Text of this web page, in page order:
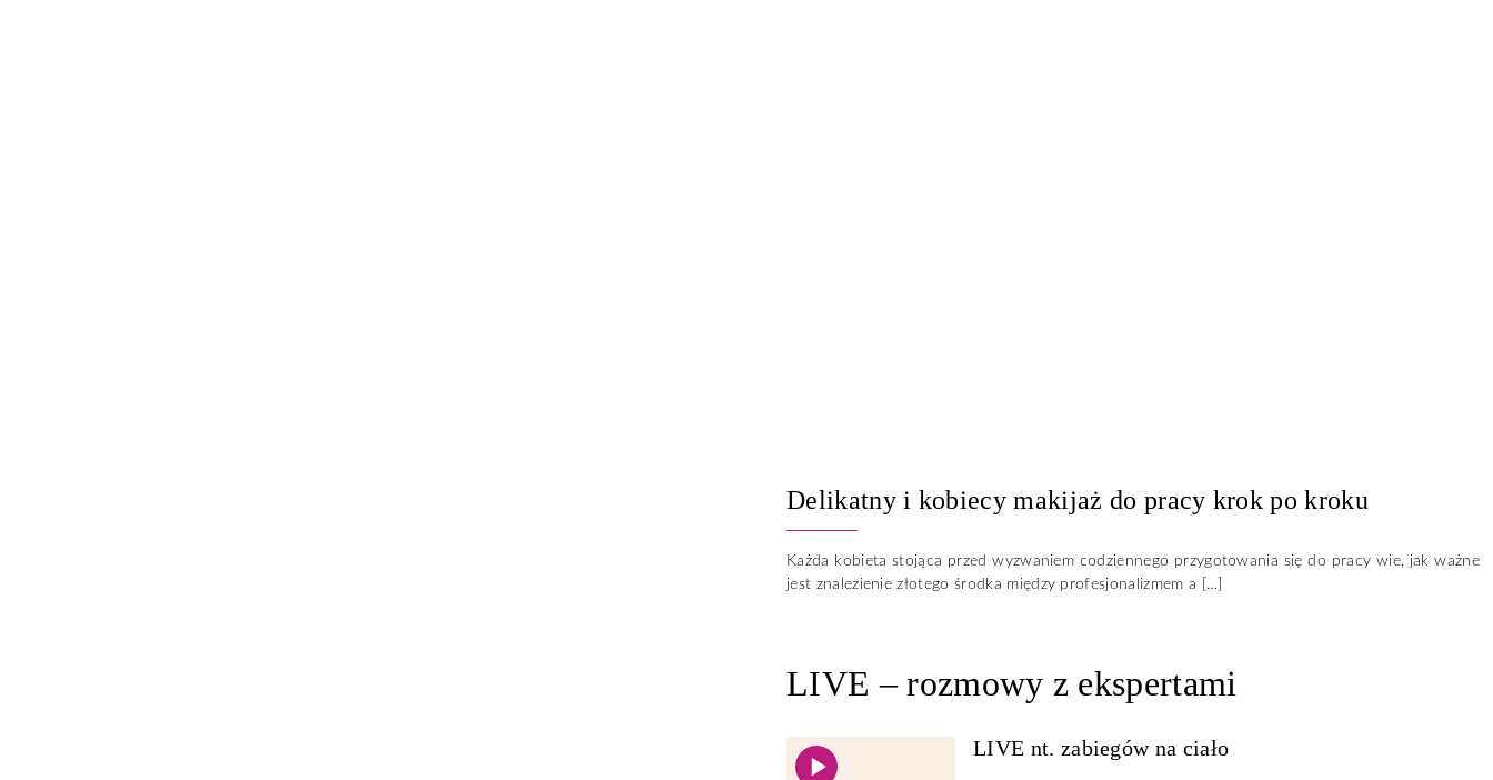
Delikatny i kobiecy makijaż do pracy krok po kroku
Każda kobieta stojąca przed wyzwaniem codziennego przygotowania się do pracy wie, jak ważne
jest znalezienie złotego środka między profesjonalizmem a […]
LIVE – rozmowy z ekspertami
LIVE nt. zabiegów na ciało